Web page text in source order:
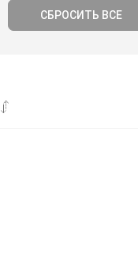
СБРОСИТЬ ВСЕ